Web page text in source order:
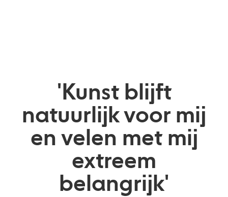
'Kunst blijft
natuurlijk voor mij
en velen met mij
extreem
belangrijk'